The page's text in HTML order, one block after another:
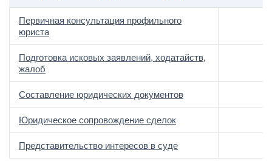
Первичная консультация профильного
юриста
Подготовка исковых заявлений, ходатайств,
жалоб
Составление юридических документов
Юридическое сопровождение сделок
Представительство интересов в суде